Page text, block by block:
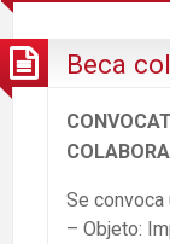
Beca
Se convoca
– Objeto: